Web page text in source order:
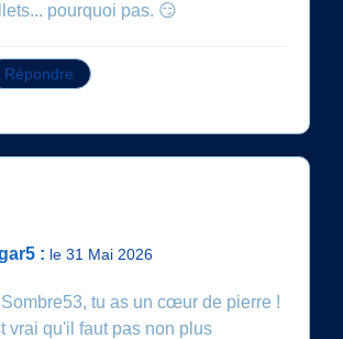
pourquoi pas. 😏
Répondre
: le 31 Mai 2026
tu as un cœur de pierre !
vrai qu'il faut pas non plus